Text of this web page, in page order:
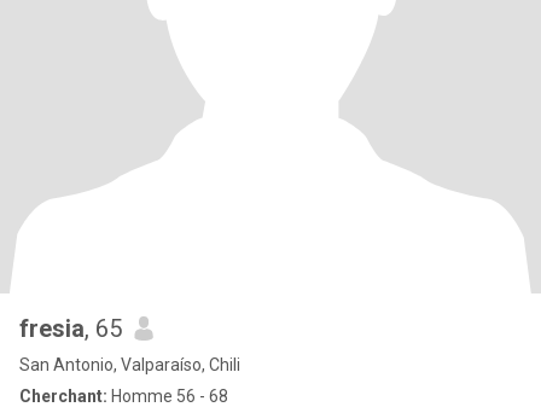
fresia, 65
San Antonio, Valparaíso, Chili
Cherchant: Homme 56 - 68